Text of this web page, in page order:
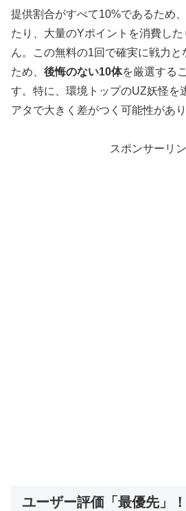
提供割合がすべて10%であるため
たり、大量のYポイントを消費し
ん。この無料の1回で確実に戦力と
ため、 後悔のない10体を厳選する
す。特に、環境トップのUZ妖怪を
アタで大きく差がつく可能性があり
スポンサーリ
ユーザー評価「最優先」